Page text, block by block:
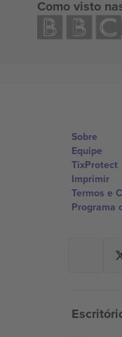
Como visto
Sobre
Equipe
TixProtect
Imprimir
Termos e
Programa